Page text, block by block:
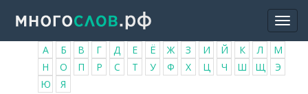
основному
содержанию
А Б В Г Д Е Ё Ж З И Й К Л
М
Н
О П Р С Т У Ф Х Ц Ч Ш Щ
Э
Ю
Я